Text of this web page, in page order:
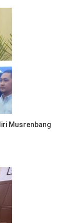
Musrenbang